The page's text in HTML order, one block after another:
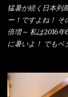
た顔『湯なし？』
の若い女性店員が
た。 でサッサと、
た。 な～るほど、
＞サイズを食べら
からね、得がどれ
猛暑が続く日本列
ー！ですよね！
倍増～ 私は2016
に暑いよ！ でもベ
中元は、丁度お盆
拶＞としての贈り